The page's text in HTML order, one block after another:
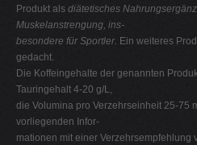
Produkt als diätetisches
Muskelanstrengung, ins-
besondere für Sportler. Ein weiteres
gedacht.
Die Koffeingehalte der genannten
Tauringehalt 4-20 g/L,
die Volumina pro Verzehrseinheit 25-75
vorliegenden Infor-
mationen mit einer Verzehrsempfehlung